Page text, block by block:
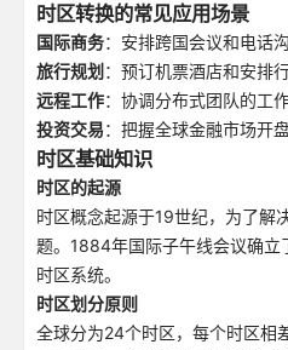
时区转换的常见应用场景
国际商务：安排跨国会议和电话
旅行规划 ：预订机票酒店和安排
远程工作：协调分布式团队的工
投资交易：把握全球金融市场开
时区基础知识
时区的起源
时区概念起源于19世纪，为了解
题。1884年国际子午线会议确立
时区系统。
时区划分原则
全球分为24个时区，每个时区相